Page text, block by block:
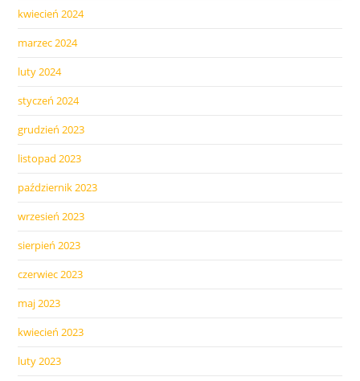
kwiecień 2024
marzec 2024
luty 2024
styczeń 2024
grudzień 2023
listopad 2023
październik 2023
wrzesień 2023
sierpień 2023
czerwiec 2023
maj 2023
kwiecień 2023
luty 2023